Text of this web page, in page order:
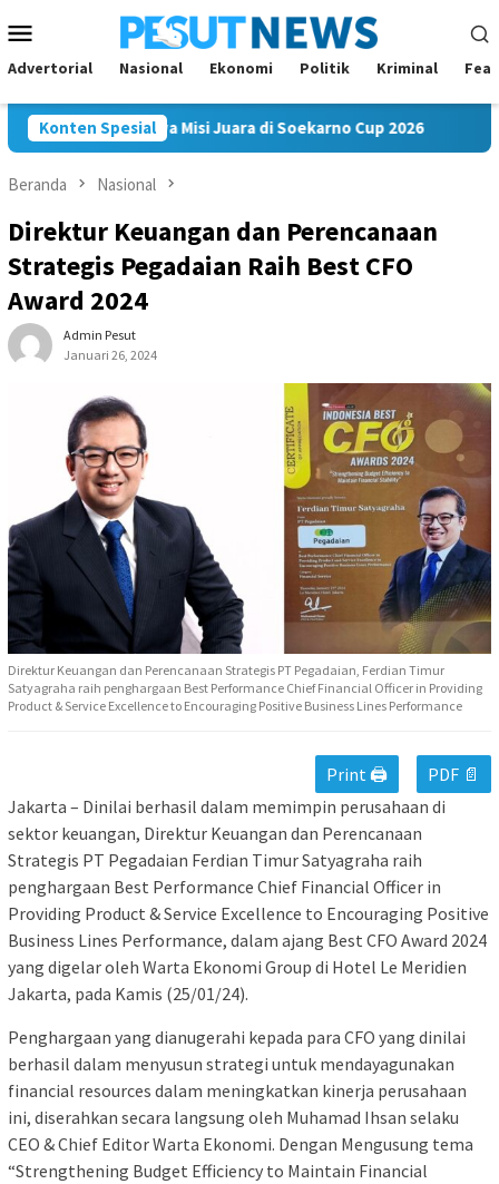
ke
kontenMobile
Advertorial Nasional Ekonomi Politik Kriminal
Konten Spesial
FC Bawa Misi Juara di Soekarno Cup 2026
Beranda Nasional
Direktur Keuangan dan Perencanaan
Strategis Pegadaian Raih Best CFO
Award 2024
Admin Pesut
Januari 26, 2024
Direktur Keuangan dan Perencanaan Strategis PT Pegadaian, Ferdian Timur
Satyagraha raih penghargaan Best Performance Chief Financial Officer in Providing
Product & Service Excellence to Encouraging Positive Business Lines Performance
Print 🖨
PDF 📄
Jakarta – Dinilai berhasil dalam memimpin perusahaan di
sektor keuangan, Direktur Keuangan dan Perencanaan
Strategis PT Pegadaian Ferdian Timur Satyagraha raih
penghargaan Best Performance Chief Financial Officer in
Providing Product & Service Excellence to Encouraging Positive
Business Lines Performance, dalam ajang Best CFO Award 2024
yang digelar oleh Warta Ekonomi Group di Hotel Le Meridien
Jakarta, pada Kamis (25/01/24).
Penghargaan yang dianugerahi kepada para CFO yang dinilai
berhasil dalam menyusun strategi untuk mendayagunakan
financial resources dalam meningkatkan kinerja perusahaan
ini, diserahkan secara langsung oleh Muhamad Ihsan selaku
CEO & Chief Editor Warta Ekonomi. Dengan Mengusung tema
“Strengthening Budget Efficiency to Maintain Financial